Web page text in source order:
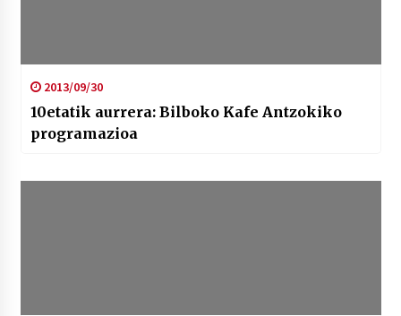
2013/09/30
10etatik aurrera: Bilboko Kafe Antzokiko
programazioa